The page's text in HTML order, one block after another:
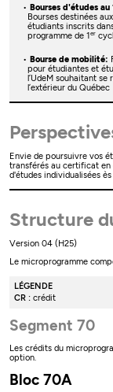
Bourses d'études au
Bourses destinées
étudiants inscrits
programme de 1er
Bourse de mobilité:
pour étudiantes et
l’UdeM souhaitant se
l’extérieur du Québec
Envie de poursuivre vos
transférés au certificat
d'études individualisées
Structure
Version 04 (H25)
Le microprogramme
LÉGENDE
CR : crédit
Segment 70
Les crédits du
option.
Bloc 70A